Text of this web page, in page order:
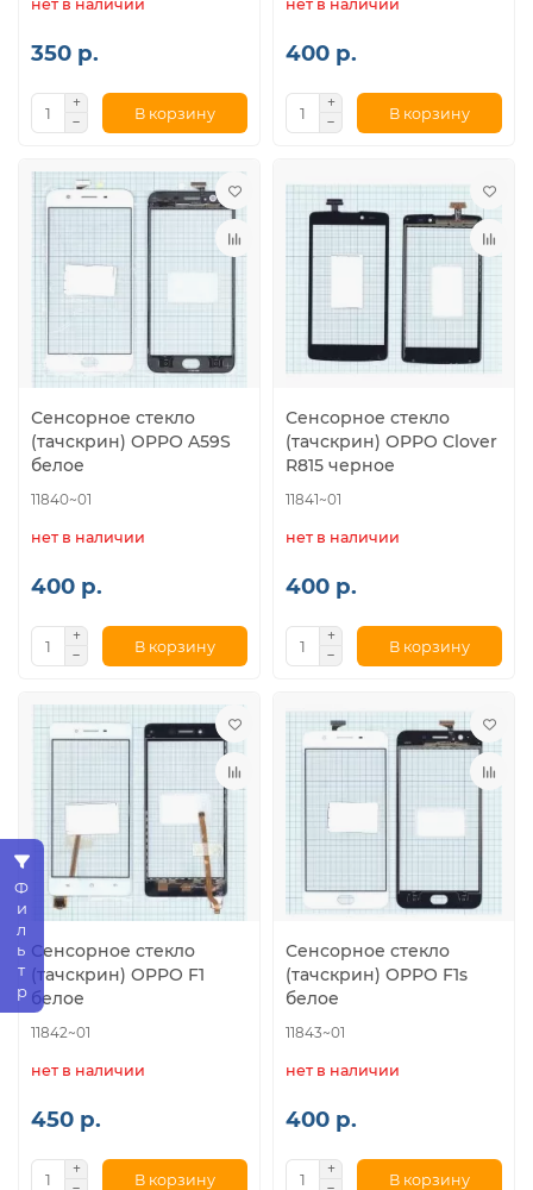
Фильтр
нет в наличии
350 р.
В корзину
нет в наличии
400 р.
В корзину
Сенсорное стекло
(тачскрин) OPPO A59S
белое
11840~01
нет в наличии
400 р.
В корзину
Сенсорное стекло
(тачскрин) OPPO Clover
R815 черное
11841~01
нет в наличии
400 р.
В корзину
Сенсорное стекло
(тачскрин) OPPO F1
белое
11842~01
нет в наличии
450 р.
В корзину
Сенсорное стекло
(тачскрин) OPPO F1s
белое
11843~01
нет в наличии
400 р.
В корзину